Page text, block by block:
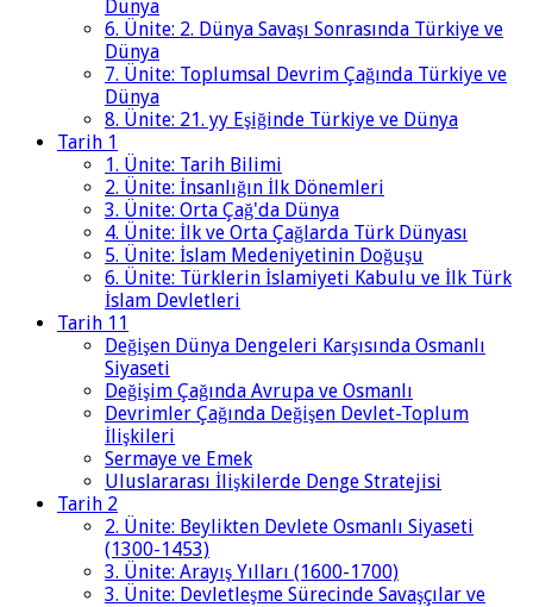
Dünya
6. Ünite: 2. Dünya Savaşı Sonrasında Türkiye ve
Dünya
7. Ünite: Toplumsal Devrim Çağında Türkiye ve
Dünya
8. Ünite: 21. yy Eşiğinde Türkiye ve Dünya
Tarih 1
1. Ünite: Tarih Bilimi
2. Ünite: İnsanlığın İlk Dönemleri
3. Ünite: Orta Çağ'da Dünya
4. Ünite: İlk ve Orta Çağlarda Türk Dünyası
5. Ünite: İslam Medeniyetinin Doğuşu
6. Ünite: Türklerin İslamiyeti Kabulu ve İlk Türk
İslam Devletleri
Tarih 11
Değişen Dünya Dengeleri Karşısında Osmanlı
Siyaseti
Değişim Çağında Avrupa ve Osmanlı
Devrimler Çağında Değişen Devlet-Toplum
İlişkileri
Sermaye ve Emek
Uluslararası İlişkilerde Denge Stratejisi
Tarih 2
2. Ünite: Beylikten Devlete Osmanlı Siyaseti
(1300-1453)
3. Ünite: Arayış Yılları (1600-1700)
3. Ünite: Devletleşme Sürecinde Savaşçılar ve